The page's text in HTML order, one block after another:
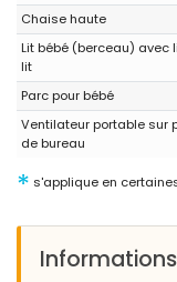
Chaise haute
Lit bébé (berceau) avec
lit
Parc pour bébé
Ventilateur portable sur
de bureau
* s'applique en